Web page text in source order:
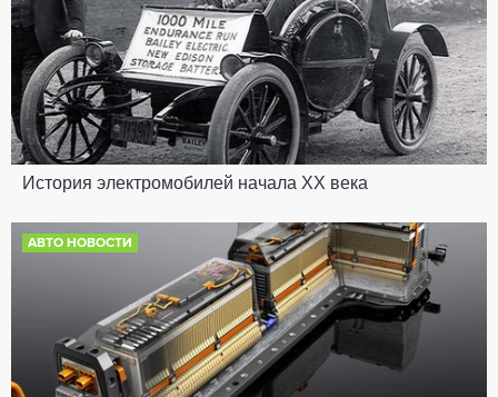
История электромобилей начала XX века
АВТО НОВОСТИ